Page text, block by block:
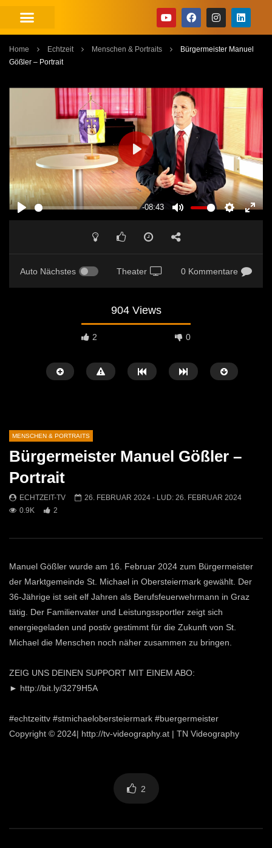
Home Echtzeit Menschen & Portraits
Bürgermeister Manuel
Gößler – Portrait
PLAY
-08:43
MUTE SETTINGS
PLAY
Auto Nächstes Theater 0 Kommentare
904 Views
2 0
lebt wieder auf
ECHTZEIT-TV
MENSCHEN & PORTRAITS
Bürgermeister Manuel Gößler –
Portrait
ECHTZEIT-TV 26. FEBRUAR 2024 - LUD: 26. FEBRUAR 2024
0.9K
2
Manuel Gößler wurde am 16. Februar 2024 zum Bürgermeister
der Marktgemeinde St. Michael in Obersteiermark gewählt. Der
36-Jährige ist seit elf Jahren als Berufsfeuerwehrmann in Graz
tätig. Der Familienvater und Leistungssportler zeigt sich
energiegeladen und postiv gestimmt für die Zukunft von St.
Michael die Menschen noch näher zusammen zu bringen.
ZEIG UNS DEINEN SUPPORT MIT EINEM ABO:
► http://bit.ly/3279H5A
#echtzeittv #stmichaelobersteiermark #buergermeister
Copyright © 2024| http://tv-videography.at | TN Videography
2